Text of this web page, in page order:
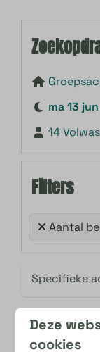
ma 13 jun
14
Filters
Aantal
Resultaten (0)
Deze
cookies